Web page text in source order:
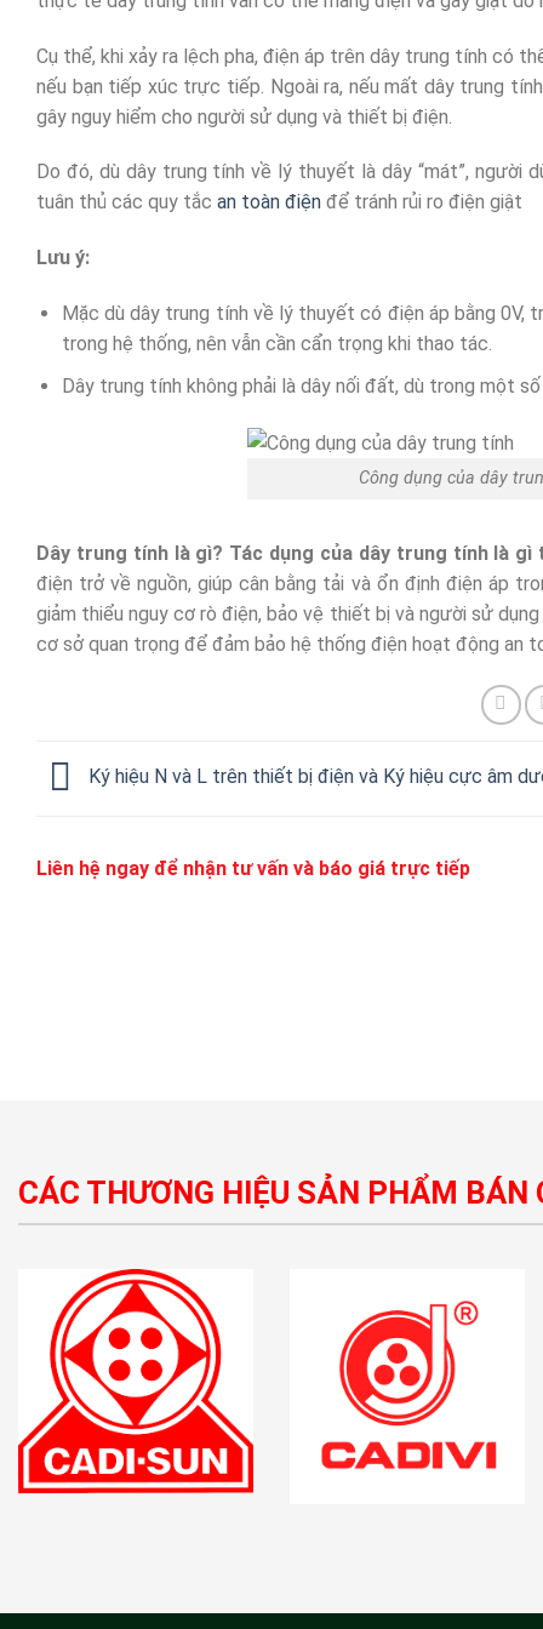
Cụ thể, khi xảy ra lệch pha, điện áp trên dây trung tính có
nếu bạn tiếp xúc trực tiếp. Ngoài ra, nếu mất dây trung
gây nguy hiểm cho người sử dụng và thiết bị điện.
Do đó, dù dây trung tính về lý thuyết là dây “mát”, người
tuân thủ các quy tắc an toàn điện để tránh rủi ro điện giật
Lưu ý:
Mặc dù dây trung tính về lý thuyết có điện áp bằng 0V,
trong hệ thống, nên vẫn cần cẩn trọng khi thao tác.
Dây trung tính không phải là dây nối đất, dù trong một
Công dụng của dây
Dây trung tính là gì? Tác dụng của dây trung tính là
điện trở về nguồn, giúp cân bằng tải và ổn định điện áp
giảm thiểu nguy cơ rò điện, bảo vệ thiết bị và người sử
cơ sở quan trọng để đảm bảo hệ thống điện hoạt động an
Ký hiệu N và L trên thiết bị điện và Ký hiệu cực âm
Liên hệ ngay để nhận tư vấn và báo giá trực tiếp
CÁC THƯƠNG HIỆU SẢN PHẨM BÁN